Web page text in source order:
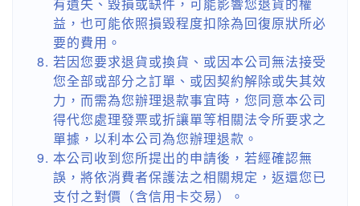
益，也可能依照損毀程度扣除為回復原狀所必
要的費用。
若因您要求退貨或換貨、或因本公司無法接受
您全部或部分之訂單、或因契約解除或失其效
力，而需為您辦理退款事宜時，您同意本公司
得代您處理發票或折讓單等相關法令所要求之
單據，以利本公司為您辦理退款。
本公司收到您所提出的申請後，若經確認無
誤，將依消費者保護法之相關規定，返還您已
支付之對價（含信用卡交易）。